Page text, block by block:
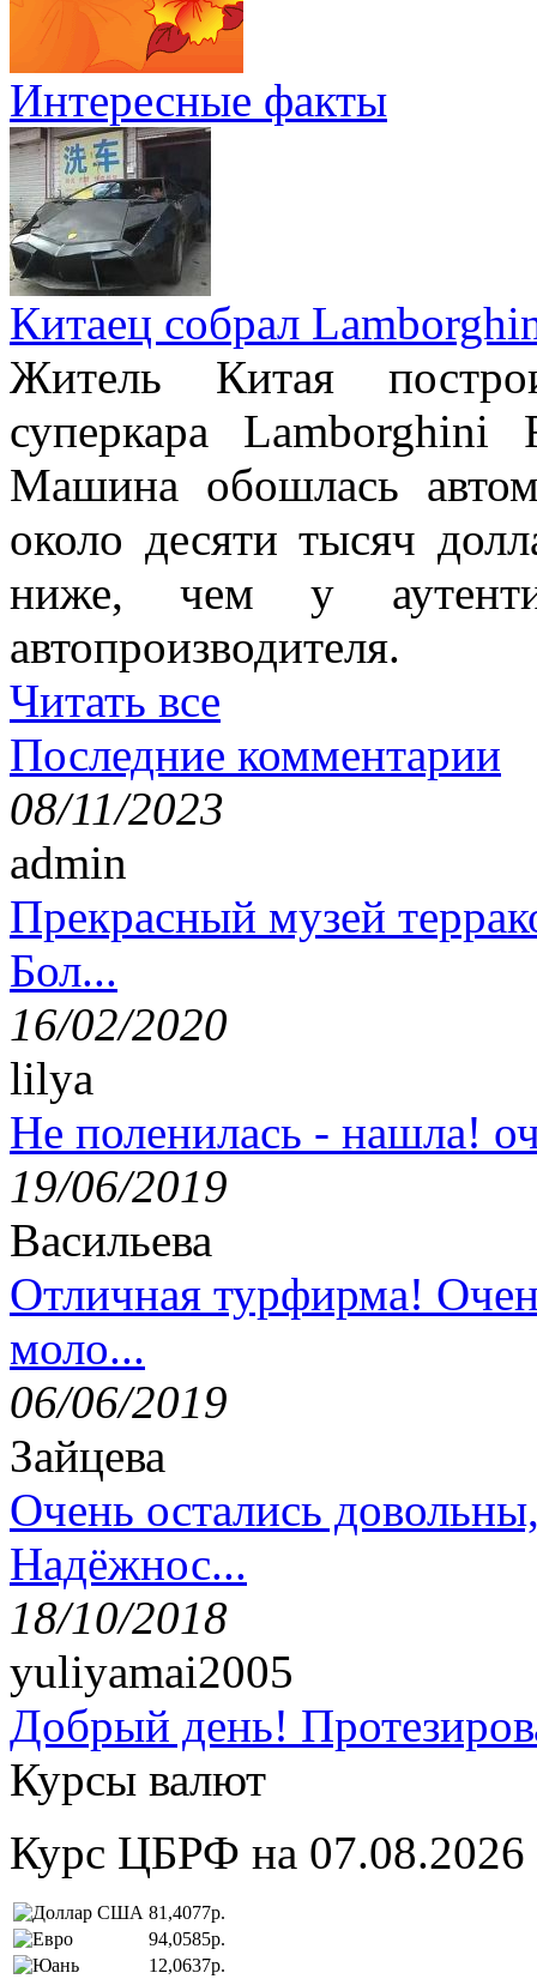
Интересные факты
Китаец собрал
Житель Китая
суперкара Lamborghini
Машина обошлась
около десяти тысяч
ниже, чем у
автопроизводителя.
Читать все
Последние комментарии
08/11/2023
admin
Прекрасный музей
Бол...
16/02/2020
lilya
Не поленилась - нашла!
19/06/2019
Васильева
Отличная турфирма!
моло...
06/06/2019
Зайцева
Очень остались
Надёжнос...
18/10/2018
yuliyamai2005
Добрый день!
Курсы валют
Курс ЦБРФ на 07.08.2026
81,4077р.
94,0585р.
12,0637р.